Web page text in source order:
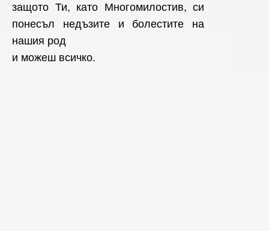
защото Ти, като Многомилостив, си
понесъл недъзите и болестите на
нашия род
и можеш всичко.